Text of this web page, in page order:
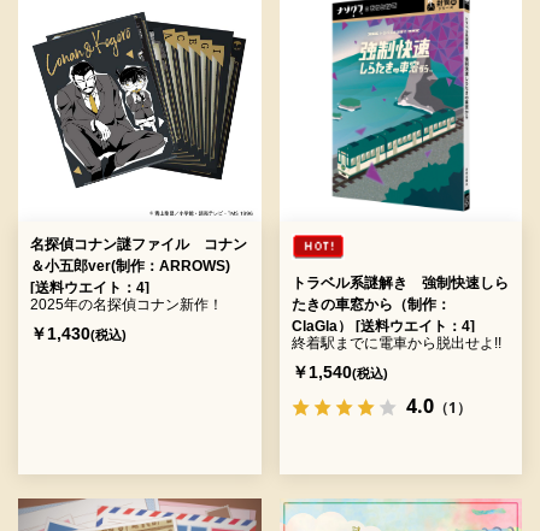
名探偵コナン謎ファイル コナン
＆小五郎ver(制作：ARROWS)
[送料ウエイト：4]
2025年の名探偵コナン新作！
￥1,430(税込)
トラベル系謎解き 強制快速しら
たきの車窓から（制作：
ClaGla） [送料ウエイト：4]
終着駅までに電車から脱出せよ!!
￥1,540(税込)
4.0（1）